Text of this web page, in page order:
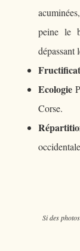
peine le
dépassant
Ecologie
Corse.
Si des